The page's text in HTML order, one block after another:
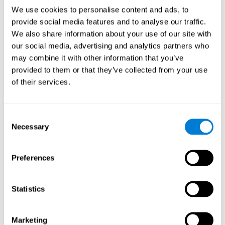
We use cookies to personalise content and ads, to
provide social media features and to analyse our traffic.
We also share information about your use of our site with
our social media, advertising and analytics partners who
may combine it with other information that you’ve
provided to them or that they’ve collected from your use
of their services.
Selection
Necessary
Preferences
Statistics
Marketing
L'amélioration de cette capacité cognitive est fondamentale
pour notre vie quotidienne, car elle nous permet d'organiser
et de planifier l'avenir. Sélectionner les actions nécessaires
pour atteindre un objectif, décider de l'ordre approprié,
attribuer à chaque tâche les ressources cognitives
nécessaires et établir le plan d'action approprié.
Les blocs se déplaceront à un rythme
rapide, il vous faudra donc réfléchir rapidement à l'endroit où
ou relier des concepts de manière efficace, comme lorsque
nous écoutons en classe ce que dit le professeur ou lorsque
Les autres capacités cognitives
Coordination oeil-main:
Pendant cet exercice mental, il sera